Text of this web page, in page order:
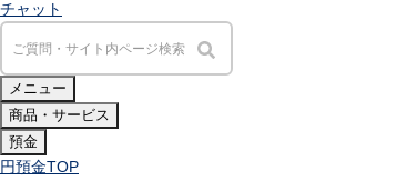
チャット
メニュー
商品・サービス
預金
円預金TOP